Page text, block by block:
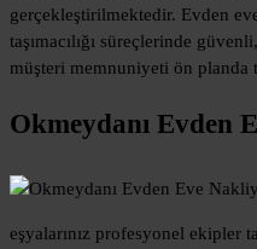
gerçekleştirilmektedir. Evden
taşımacılığı süreçlerinde
müşteri memnuniyeti ön planda
Okmeydanı Evden
eşyalarınız profesyonel ekipler